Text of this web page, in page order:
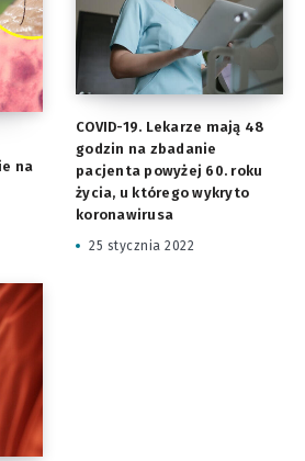
na
COVID-19. Lekarze mają 48
godzin na zbadanie
pacjenta powyżej 60. roku
życia, u którego wykryto
koronawirusa
25 stycznia 2022